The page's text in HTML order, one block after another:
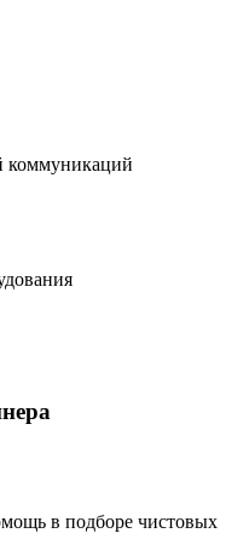
коммуникаций
в подборе чистовых